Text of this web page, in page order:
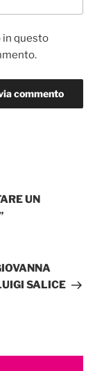
in questo
UN
SALICE